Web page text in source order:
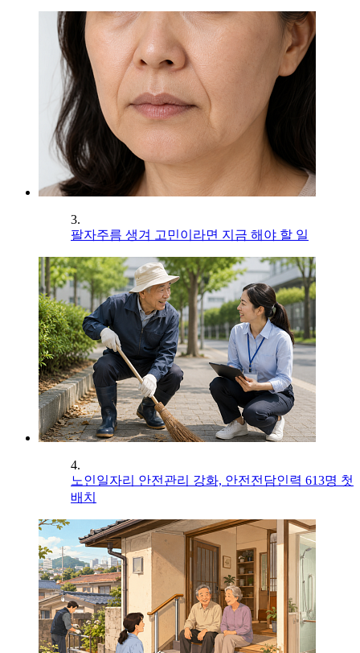
3.
팔자주름 생겨 고민이라면 지금 해야 할 일
4.
노인일자리 안전관리 강화, 안전전담인력 613명 첫
배치